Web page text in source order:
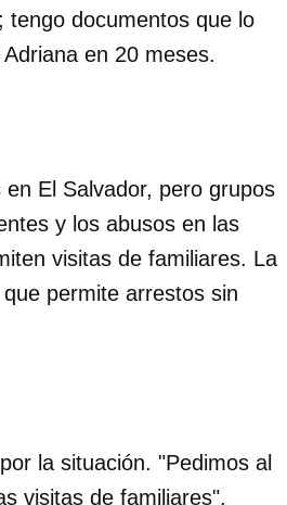
tengo documentos que lo
en 20 meses.
El Salvador, pero grupos
y los abusos en las
visitas de familiares. La
permite arrestos sin
la situación. "Pedimos al
visitas de familiares",